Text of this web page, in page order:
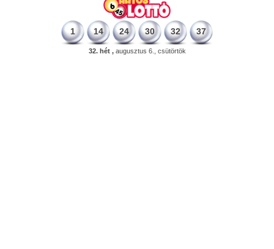
1 14 24 30 32 37
32. hét ,augusztus 6., csütörtök